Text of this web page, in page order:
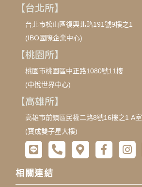
【台北所】
台北市松山區復興北路191號9樓之1
(IBO國際企業中心)
【桃園所】
桃園市桃園區中正路1080號11樓
(中悅世界中心)
【高雄所】
高雄市前鎮區民權二路8號16樓之1 A室
(寶成雙子星大樓)
相關連結